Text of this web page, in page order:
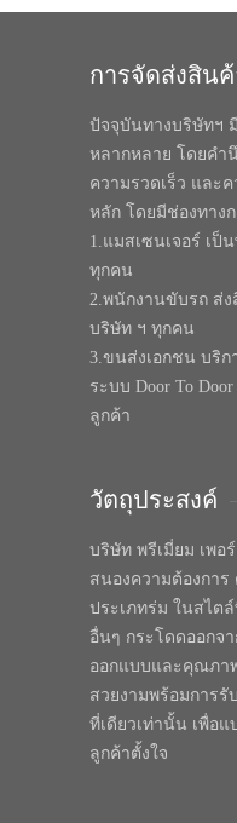
การจัดส่งสินค้
ปัจจุบันทางบริษัทฯ
หลากหลาย โดยคำ
ความรวดเร็ว และ
หลัก โดยมีช่องทาง
1.แมสเซนเจอร์ เป็
ทุกคน
2.พนักงานขับรถ ส่
บริษัท ฯ ทุกคน
3.ขนส่งเอกชน บริก
ระบบ Door To
ลูกค้า
วัตถุประสงค์
บริษัท พรีเมี่ยม เพอ
สนองความต้องกา
ประเภทร่ม ในสไต
อื่นๆ กระโดดออกจา
ออกแบบและคุณภา
สวยงามพร้อมการ
ที่เดียวเท่านั้น เพื่อ
ลูกค้าตั้งใจ